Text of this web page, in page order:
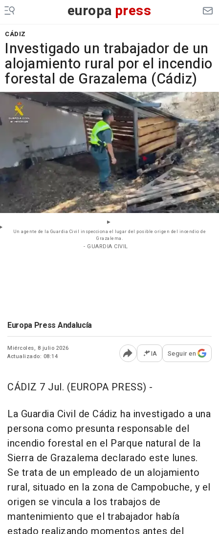
europa press
CÁDIZ
Investigado un trabajador de un
alojamiento rural por el incendio
forestal de Grazalema (Cádiz)
Un agente de la Guardia Civil inspecciona el lugar del posible origen del incendio de
Grazalema.
- GUARDIA CIVIL
Europa Press Andalucía
Miércoles, 8 julio 2026
Actualizado: 08:14
Abrir opciones para
IA Seguir en
CÁDIZ 7 Jul. (EUROPA PRESS) -
La Guardia Civil de Cádiz ha investigado a una
persona como presunta responsable del
incendio forestal en el Parque natural de la
Sierra de Grazalema declarado este lunes.
Se trata de un empleado de un alojamiento
rural, situado en la zona de Campobuche, y el
origen se vincula a los trabajos de
mantenimiento que el trabajador había